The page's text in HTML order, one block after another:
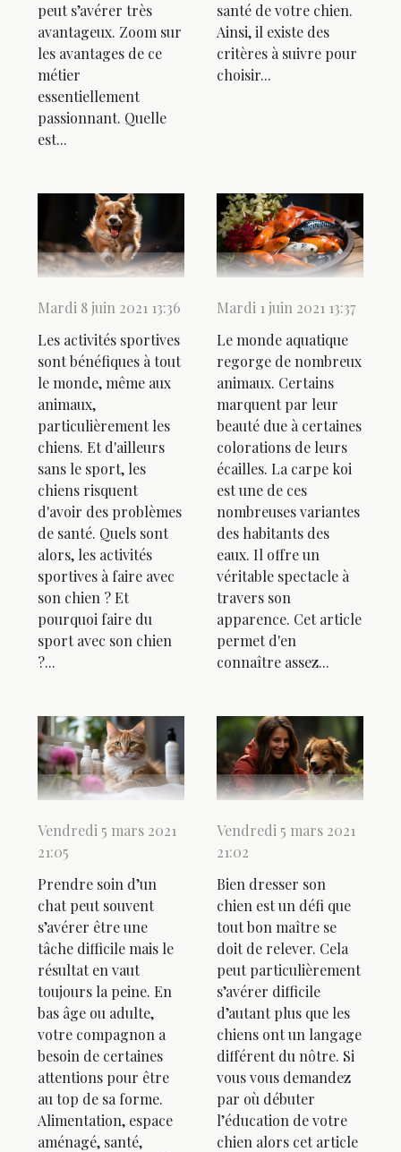
peut s’avérer très
avantageux. Zoom sur
les avantages de ce
métier
essentiellement
passionnant. Quelle
est...
santé de votre chien.
Ainsi, il existe des
critères à suivre pour
choisir...
Mardi 8 juin 2021 13:36
Les activités sportives
sont bénéfiques à tout
le monde, même aux
animaux,
particulièrement les
chiens. Et d'ailleurs
sans le sport, les
chiens risquent
d'avoir des problèmes
de santé. Quels sont
alors, les activités
sportives à faire avec
son chien ? Et
pourquoi faire du
sport avec son chien
?...
Mardi 1 juin 2021 13:37
Le monde aquatique
regorge de nombreux
animaux. Certains
marquent par leur
beauté due à certaines
colorations de leurs
écailles. La carpe koi
est une de ces
nombreuses variantes
des habitants des
eaux. Il offre un
véritable spectacle à
travers son
apparence. Cet article
permet d'en
connaître assez...
Vendredi 5 mars 2021
21:05
Prendre soin d’un
chat peut souvent
s’avérer être une
tâche difficile mais le
résultat en vaut
toujours la peine. En
bas âge ou adulte,
votre compagnon a
besoin de certaines
attentions pour être
au top de sa forme.
Alimentation, espace
aménagé, santé,
Vendredi 5 mars 2021
21:02
Bien dresser son
chien est un défi que
tout bon maître se
doit de relever. Cela
peut particulièrement
s’avérer difficile
d’autant plus que les
chiens ont un langage
différent du nôtre. Si
vous vous demandez
par où débuter
l’éducation de votre
chien alors cet article